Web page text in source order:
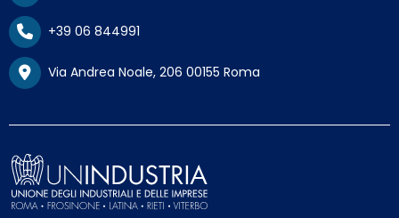
+39 06 844991
Via Andrea Noale, 206 00155 Roma